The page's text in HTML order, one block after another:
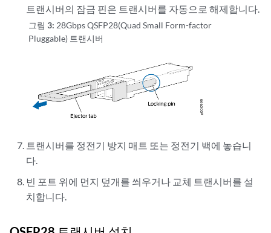
트랜시버의 잠금 핀은 트랜시버를 자동으로 해제합니다.
그림 3: 28Gbps QSFP28(Quad Small Form-factor
Pluggable) 트랜시버
트랜시버를 정전기 방지 매트 또는 정전기 백에 놓습니
다.
빈 포트 위에 먼지 덮개를 씌우거나 교체 트랜시버를 설
치합니다.